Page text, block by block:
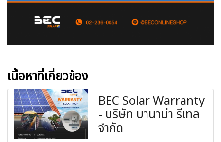
เนื้อหาที่เกี่ยวข้อง
BEC Solar Warranty
- บริษัท บานาน่า รีเทล
จำกัด